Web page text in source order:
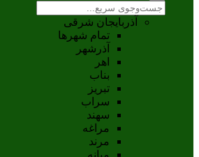
آذربایجان شرقی
تمام شهر‌ها
آذرشهر
اهر
بناب
تبريز
سراب
سهند
مراغه
مرند
ميانه